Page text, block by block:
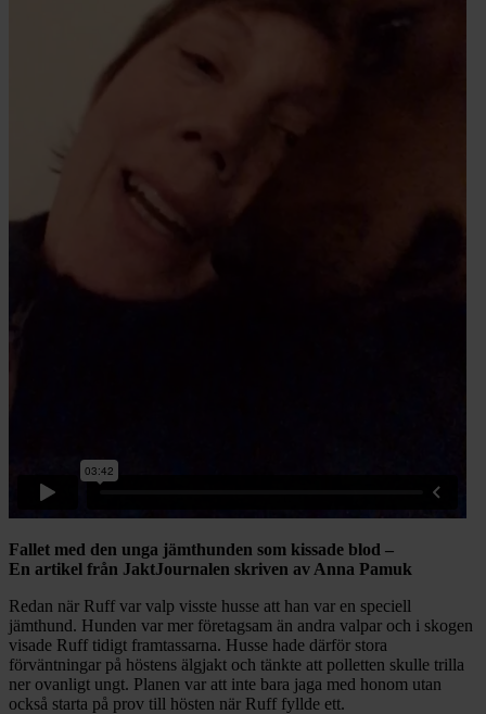
Fallet med den unga jämthunden som kissade blod –
En artikel från JaktJournalen skriven av Anna Pamuk
Redan när Ruff var valp visste husse att han var en speciell
jämthund. Hunden var mer företagsam än andra valpar och i skogen
visade Ruff tidigt framtassarna. Husse hade därför stora
förväntningar på höstens älgjakt och tänkte att polletten skulle trilla
ner ovanligt ungt. Planen var att inte bara jaga med honom utan
också starta på prov till hösten när Ruff fyllde ett.